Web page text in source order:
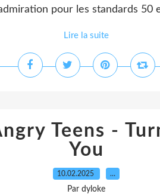
pour les standards 50
Lire la suite
Teens -
You
10.02.2025 …
Par dyloke